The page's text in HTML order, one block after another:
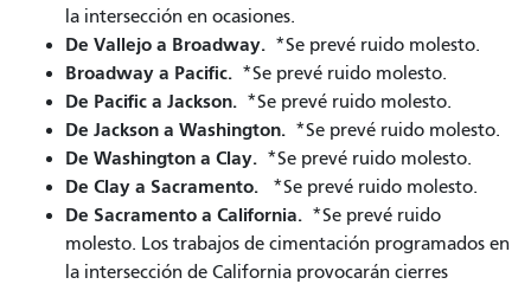
la intersección en ocasiones.
De Vallejo a Broadway. *Se prevé ruido molesto.
Broadway a Pacific. *Se prevé ruido molesto.
De Pacific a Jackson. *Se prevé ruido molesto.
De Jackson a Washington. *Se prevé ruido molesto.
De Washington a Clay. *Se prevé ruido molesto.
De Clay a Sacramento. *Se prevé ruido molesto.
De Sacramento a California. *Se prevé ruido
molesto. Los trabajos de cimentación programados en
la intersección de California provocarán cierres